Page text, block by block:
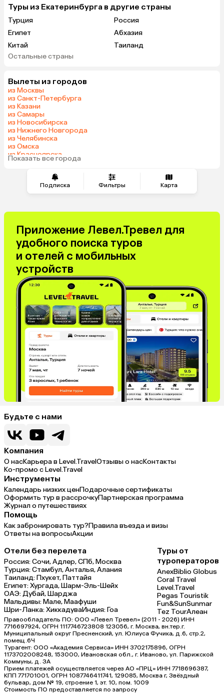
Подписка Фильтры Карта
Туры из Екатеринбурга в другие страны
Турция
Россия
Египет
Абхазия
Китай
Таиланд
Вьетнам
Армения
Казахстан
Узбекистан
Сербия
Киргизия
Саудовская Аравия
Остальные страны
Вылеты из городов
из Москвы
из Санкт-Петербурга
из Казани
из Самары
из Новосибирска
из Нижнего Новгорода
из Челябинска
из Омска
из Красноярска
из Волгограда
Показать все города
Приложение Левел.Тревел для
удобного поиска туров
и отелей с мобильных
устройств
Будьте с нами
Компания
О насКарьера в Level.TravelОтзывы о насКонтакты
Ко-промо с Level.Travel
Инструменты
Календарь низких ценПодарочные сертификаты
Оформить тур в рассрочкуПартнерская программа
Журнал о путешествиях
Помощь
Как забронировать тур?Правила въезда и визы
Ответы на вопросыАкции
Отели без перелета
Россия:Сочи,Адлер,СПб,Москва
Турция:Стамбул,Анталья,Алания
Таиланд:Пхукет,Паттайя
Египет:Хургада,Шарм-Эль-Шейх
ОАЭ:Дубай,Шарджа
Мальдивы:Мале,Маафуши
Шри-Ланка:ХиккадуваИндия:Гоа
Туры от
туроператоров
AnexBiblio Globus
Coral Travel
Level.Travel
Pegas Touristik
Fun&SunSunmar
Tez TourАлеан
Правообладатель ПО: ООО «Левел Тревел» (2011 - 2026) ИНН
7716697924, ОГРН 1117746723808 123056, г. Москва, вн.тер.г.
Муниципальный округ Пресненский, ул. Юлиуса Фучика, д.6, стр.2,
помещ.6Ч
Турагент: ООО «Академия Сервиса» ИНН 3702175896, ОГРН
1173702008248, 153000, Ивановская обл., г. Иваново, ул. Парижской
Коммуны, д. ЗА
Прием платежей осуществляется через АО «ПРЦ» ИНН 7718696387,
КПП 771701001, ОГРН 1087746411741, 129085, Москва г, Звёздный
бульвар, дом № 19, строение 1, эт. 10, пом. 1009
Стоимость ПО предоставляется по запросу